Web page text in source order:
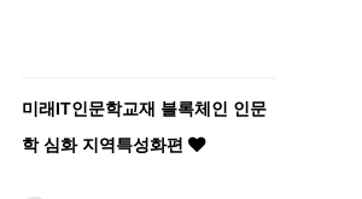
미래IT인문학교재 블록체인 인문
학 심화 지역특성화편